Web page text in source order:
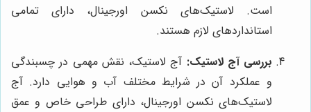
است. لاستیک‌های نکسن اورجینال، دارای تمامی
استانداردهای لازم هستند.
بررسی آج لاستیک: آج لاستیک، نقش مهمی در چسبندگی
و عملکرد آن در شرایط مختلف آب و هوایی دارد. آج
لاستیک‌های نکسن اورجینال، دارای طراحی خاص و عمق